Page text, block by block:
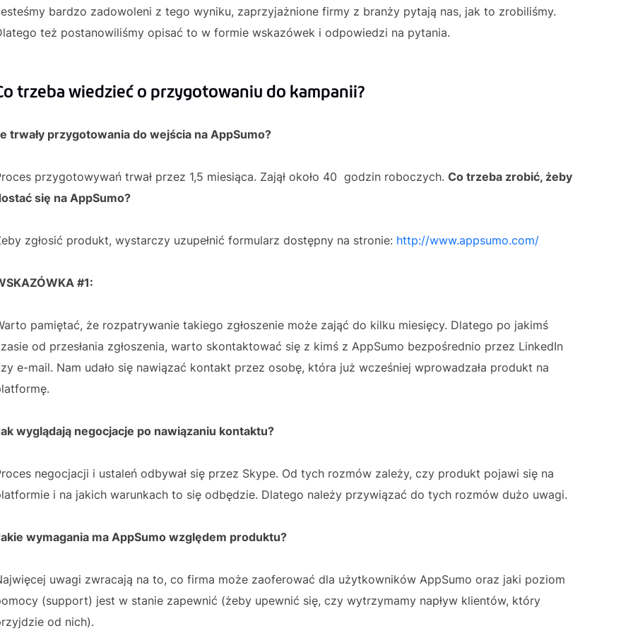
bardzo zadowoleni z tego wyniku, zaprzyjażnione firmy z branży pytają nas, jak to zrobiliśmy.
też postanowiliśmy opisać to w formie wskazówek i odpowiedzi na pytania.
trzeba wiedzieć o przygotowaniu do kampanii?
trwały przygotowania do wejścia na AppSumo?
przygotowywań trwał przez 1,5 miesiąca. Zajął około 40 godzin roboczych. Co trzeba zrobić, żeby
się na AppSumo?
zgłosić produkt, wystarczy uzupełnić formularz dostępny na stronie: http://www.appsumo.com/
#1:
pamiętać, że rozpatrywanie takiego zgłoszenie może zająć do kilku miesięcy. Dlatego po jakimś
od przesłania zgłoszenia, warto skontaktować się z kimś z AppSumo bezpośrednio przez LinkedIn
e-mail. Nam udało się nawiązać kontakt przez osobę, która już wcześniej wprowadzała produkt na
wyglądają negocjacje po nawiązaniu kontaktu?
negocjacji i ustaleń odbywał się przez Skype. Od tych rozmów zależy, czy produkt pojawi się na
i na jakich warunkach to się odbędzie. Dlatego należy przywiązać do tych rozmów dużo uwagi.
wymagania ma AppSumo względem produktu?
uwagi zwracają na to, co firma może zaoferować dla użytkowników AppSumo oraz jaki poziom
(support) jest w stanie zapewnić (żeby upewnić się, czy wytrzymamy napływ klientów, który
od nich).